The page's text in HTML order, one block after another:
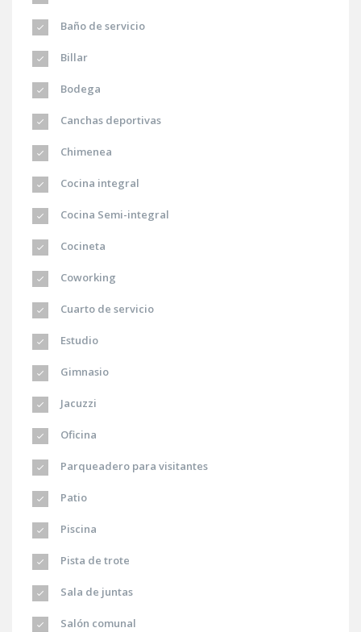
Baño de servicio
Billar
Bodega
Canchas deportivas
Chimenea
Cocina integral
Cocina Semi-integral
Cocineta
Coworking
Cuarto de servicio
Estudio
Gimnasio
Jacuzzi
Oficina
Parqueadero para visitantes
Patio
Piscina
Pista de trote
Sala de juntas
Salón comunal